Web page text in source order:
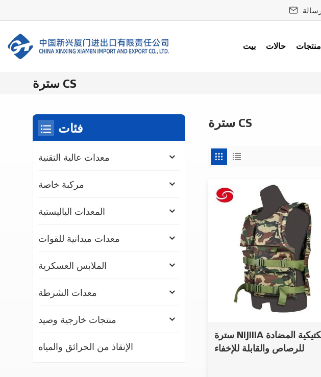
بيت حالات منتجات
سترة CS
سترة CS
سترة NIJIIIA التكتيكية المضادة
للرصاص والقابلة للإخفاء
فئات
معدات عالية التقنية
مركبة خاصة
المعدات الباليستية
معدات ميدانية للقوات
الملابس العسكرية
معدات الشرطة
منتجات خارجية وصيد
الإنقاذ من الحرائق والمياه